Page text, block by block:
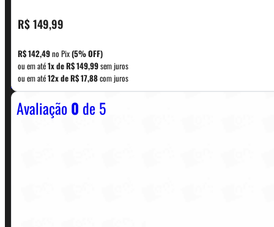
R$149,99
R$142,49no Pix(5% OFF)
ou em até1x deR$149,99sem juros
ou em até12x deR$17,88com juros
Avaliação0 de 5
CONTATO
WhatsApp: (11) 5229-0120